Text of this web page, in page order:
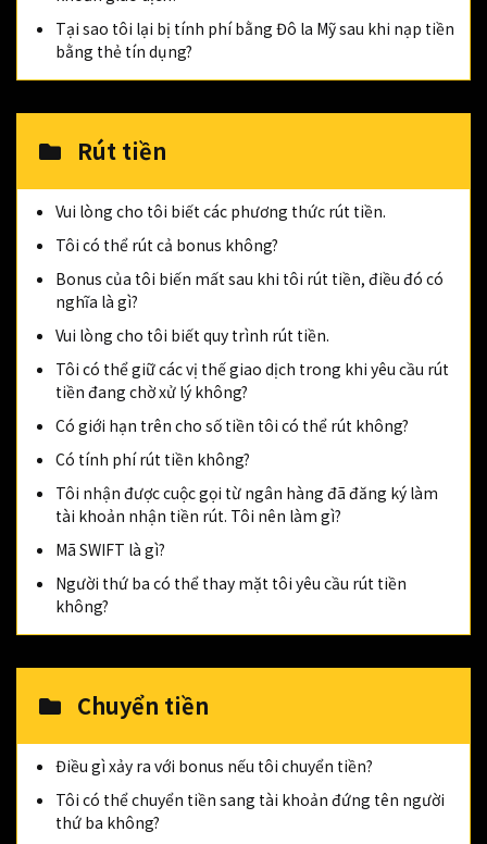
Tại sao tôi lại bị tính phí bằng Đô la Mỹ sau khi nạp tiền
bằng thẻ tín dụng?
Rút tiền
Vui lòng cho tôi biết các phương thức rút tiền.
Tôi có thể rút cả bonus không?
Bonus của tôi biến mất sau khi tôi rút tiền, điều đó có
nghĩa là gì?
Vui lòng cho tôi biết quy trình rút tiền.
Tôi có thể giữ các vị thế giao dịch trong khi yêu cầu rút
tiền đang chờ xử lý không?
Có giới hạn trên cho số tiền tôi có thể rút không?
Có tính phí rút tiền không?
Tôi nhận được cuộc gọi từ ngân hàng đã đăng ký làm
tài khoản nhận tiền rút. Tôi nên làm gì?
Mã SWIFT là gì?
Người thứ ba có thể thay mặt tôi yêu cầu rút tiền
không?
Chuyển tiền
Điều gì xảy ra với bonus nếu tôi chuyển tiền?
Tôi có thể chuyển tiền sang tài khoản đứng tên người
thứ ba không?